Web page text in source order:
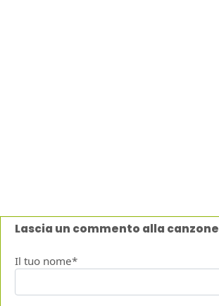
Lascia un commento alla canzone
Il tuo nome*